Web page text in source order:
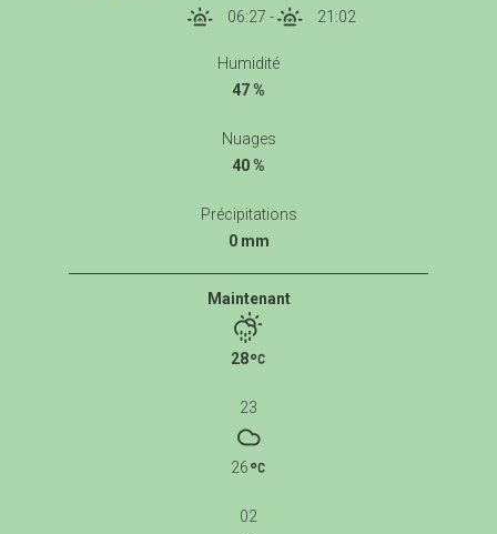
06:27 - 21:02
Humidité
47 %
Nuages
40 %
Précipitations
0 mm
Maintenant
28
23
26
02